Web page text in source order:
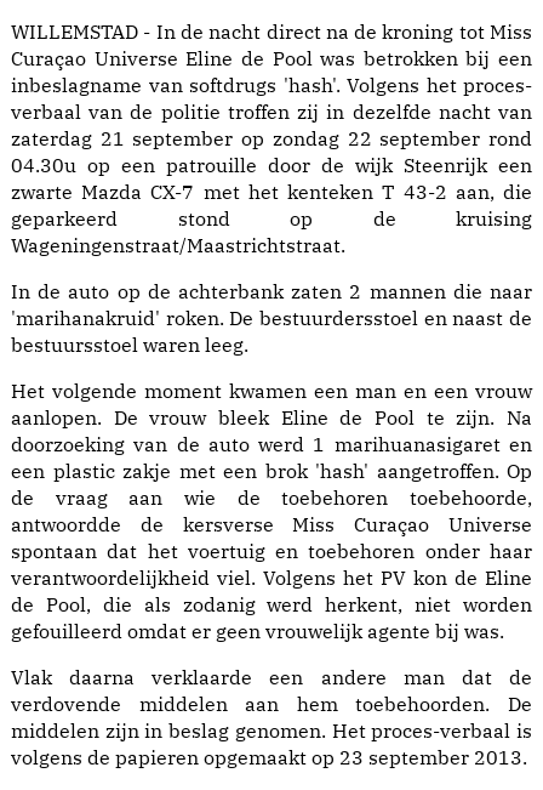
WILLEMSTAD - In de nacht direct na de kroning tot Miss
Curaçao Universe Eline de Pool was betrokken bij een
inbeslagname van softdrugs 'hash'. Volgens het proces-
verbaal van de politie troffen zij in dezelfde nacht van
zaterdag 21 september op zondag 22 september rond
04.30u op een patrouille door de wijk Steenrijk een
zwarte Mazda CX-7 met het kenteken T 43-2 aan, die
geparkeerd stond op de kruising
Wageningenstraat/Maastrichtstraat.
In de auto op de achterbank zaten 2 mannen die naar
'marihanakruid' roken. De bestuurdersstoel en naast de
bestuursstoel waren leeg.
Het volgende moment kwamen een man en een vrouw
aanlopen. De vrouw bleek Eline de Pool te zijn. Na
doorzoeking van de auto werd 1 marihuanasigaret en
een plastic zakje met een brok 'hash' aangetroffen. Op
de vraag aan wie de toebehoren toebehoorde,
antwoordde de kersverse Miss Curaçao Universe
spontaan dat het voertuig en toebehoren onder haar
verantwoordelijkheid viel. Volgens het PV kon de Eline
de Pool, die als zodanig werd herkent, niet worden
gefouilleerd omdat er geen vrouwelijk agente bij was.
Vlak daarna verklaarde een andere man dat de
verdovende middelen aan hem toebehoorden. De
middelen zijn in beslag genomen. Het proces-verbaal is
volgens de papieren opgemaakt op 23 september 2013.